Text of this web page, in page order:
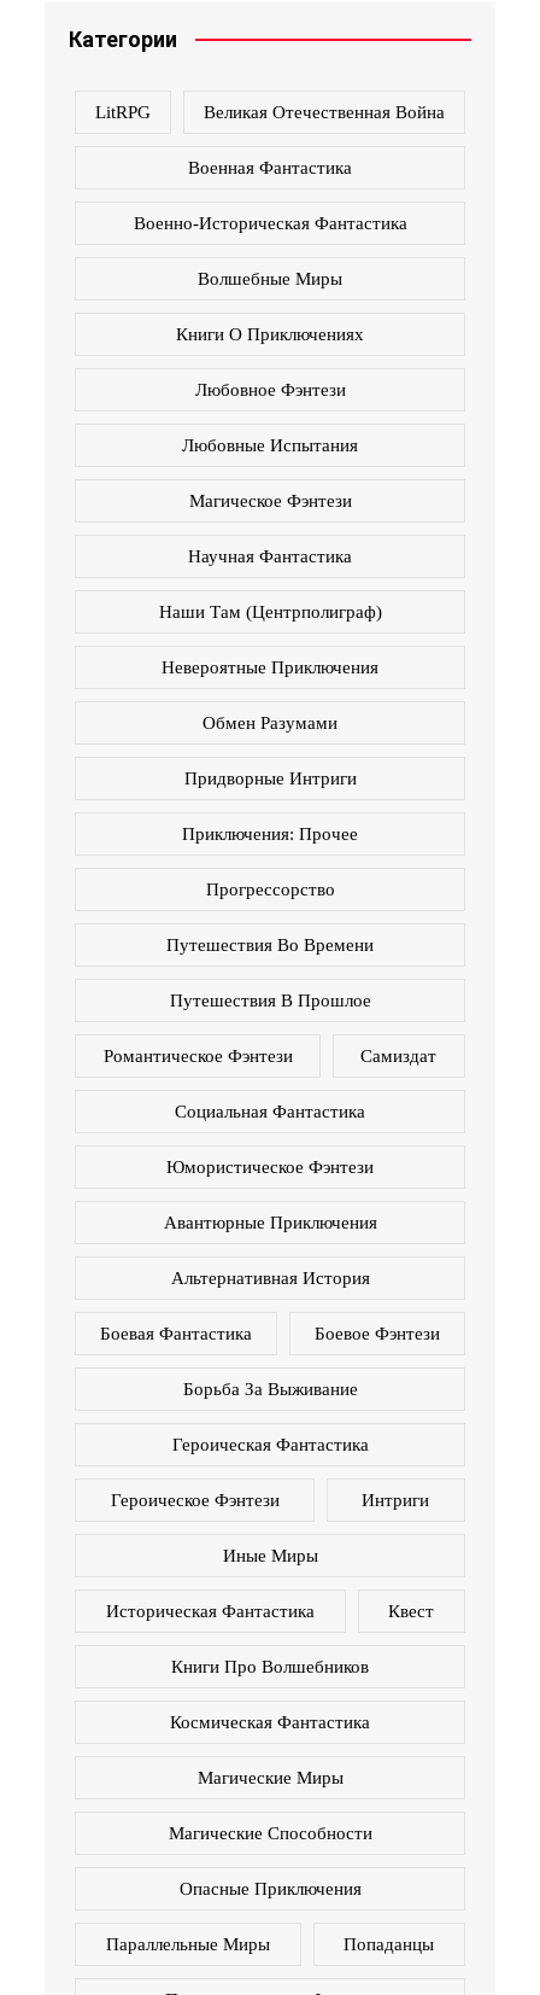
Категории
LitRPG Великая Отечественная Война
Военная Фантастика
Военно-Историческая Фантастика
Волшебные Миры
Книги О Приключениях
Любовное Фэнтези
Любовные Испытания
Магическое Фэнтези
Научная Фантастика
Наши Там (Центрполиграф)
Невероятные Приключения
Обмен Разумами
Придворные Интриги
Приключения: Прочее
Прогрессорство
Путешествия Во Времени
Путешествия В Прошлое
Романтическое Фэнтези Самиздат
Социальная Фантастика
Юмористическое Фэнтези
Авантюрные Приключения
Альтернативная История
Боевая Фантастика Боевое Фэнтези
Борьба За Выживание
Героическая Фантастика
Героическое Фэнтези Интриги
Иные Миры
Историческая Фантастика Квест
Книги Про Волшебников
Космическая Фантастика
Магические Миры
Магические Способности
Опасные Приключения
Параллельные Миры Попаданцы